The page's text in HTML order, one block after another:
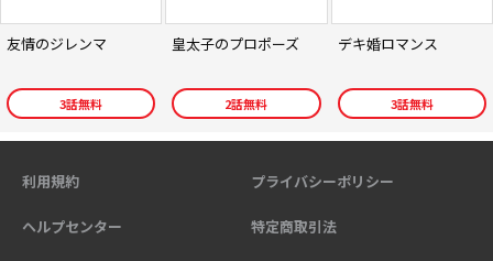
友情のジレンマ
3話無料
皇太子のプロポーズ
2話無料
デキ婚ロマンス
3話無料
利用規約 プライバシーポリシー
ヘルプセンター 特定商取引法